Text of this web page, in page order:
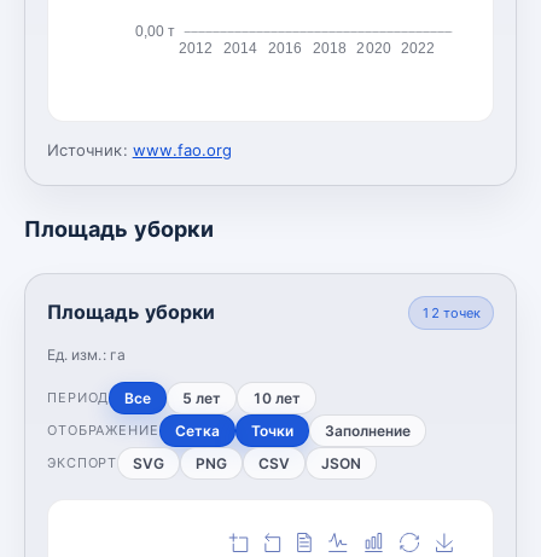
0,00 т
2012 2014 2016 2018 2020 2022
Источник: www.fao.org
Площадь уборки
Площадь уборки
Ед. изм.: га
12 точек
ПЕРИОД Все 5 лет 10 лет
ОТОБРАЖЕНИЕ Сетка Точки Заполнение
ЭКСПОРТ SVG PNG CSV JSON